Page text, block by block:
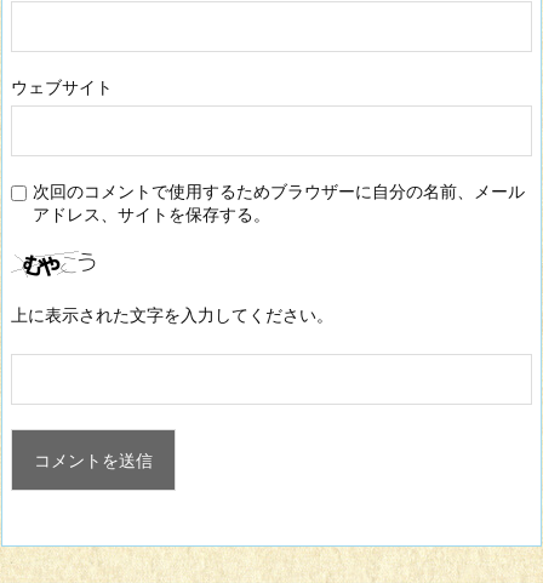
ウェブサイト
次回のコメントで使用するためブラウザーに自分の名前、メール
アドレス、サイトを保存する。
上に表示された文字を入力してください。